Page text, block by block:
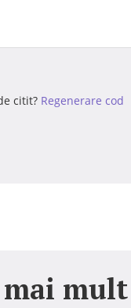
citit? Regenerare cod
mult